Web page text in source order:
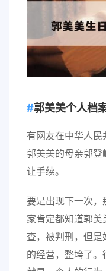
郭美美个人档
有网友在中华人民
郭美美的母亲郭登
让手续。
要是出现下一次，
家肯定都知道郭美
查，被判刑，但是
的经营，整垮了。